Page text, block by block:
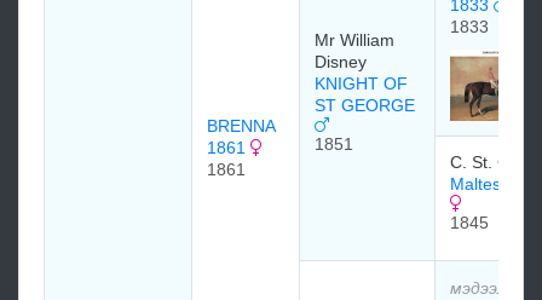
BRENNA
1861
1861
Mr William
Disney
KNIGHT OF
ST GEORGE
1851
1833
1833
C. St.
Maltese
1845